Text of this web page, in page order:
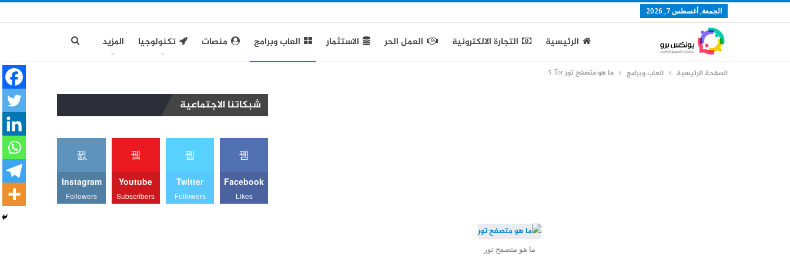
الجمعة, أغسطس 7, 2026
الرئيسية التجارة الالكترونية العمل الحر الاستثمار العاب وبرامج منصات تكنولوجيا المزيد
الصفحة الرئيسية العاب وبرامج ما هو متصفح تور Tor ؟
ما هو متصفح تور
شبكاتنا الاجتماعية
Facebook
Likes
Twitter
Followers
Youtube
Subscribers
Instagram
Followers